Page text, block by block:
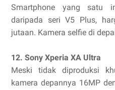
Smartphone yang satu
daripada seri V5 Plus,
jutaan. Kamera selfie di
12. Sony Xperia XA Ultra
Meski tidak diproduksi
kamera depannya 16MP